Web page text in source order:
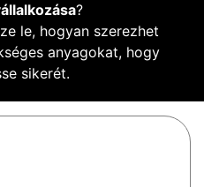
?
le, hogyan szerezhet
anyagokat, hogy
sikerét.